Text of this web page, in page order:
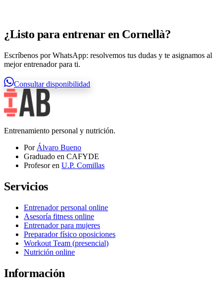
¿Listo para entrenar en Cornellà?
Escríbenos por WhatsApp: resolvemos tus dudas y te asignamos al
mejor entrenador para ti.
Consultar disponibilidad
Entrenamiento personal y nutrición.
Por Álvaro Bueno
Graduado en CAFYDE
Profesor en U.P. Comillas
Servicios
Entrenador personal online
Asesoría fitness online
Entrenador para mujeres
Preparador físico oposiciones
Workout Team (presencial)
Nutrición online
Información